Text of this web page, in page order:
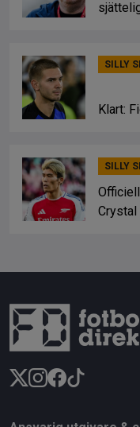
SILLY
Klart:
SILLY
Crystal